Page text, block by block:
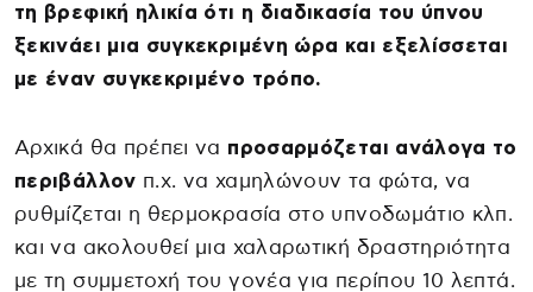
τη βρεφική ηλικία ότι η διαδικασία του ύπνου
ξεκινάει μια συγκεκριμένη ώρα και εξελίσσεται
με έναν συγκεκριμένο τρόπο.
Αρχικά θα πρέπει να προσαρμόζεται ανάλογα το
περιβάλλον π.χ. να χαμηλώνουν τα φώτα, να
ρυθμίζεται η θερμοκρασία στο υπνοδωμάτιο κλπ.
και να ακολουθεί μια χαλαρωτική δραστηριότητα
με τη συμμετοχή του γονέα για περίπου 10 λεπτά.